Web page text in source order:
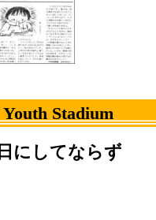
Stadium
にしてならず